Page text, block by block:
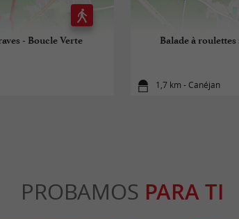
- Boucle Verte Balade à
1,7 km - Canéjan
PROBAMOS PARA TI